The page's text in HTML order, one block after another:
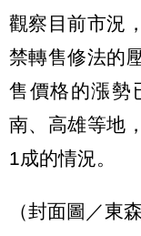
觀察目前市況
禁轉售修法的
售價格的漲勢
南、高雄等地
1成的情況。
（封面圖／東